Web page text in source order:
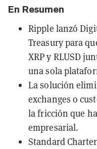
En Resumen
Ripple lanzó
Treasury para
XRP y RLUSD
una sola
La solución
exchanges o
la fricción que
empresarial.
Standard